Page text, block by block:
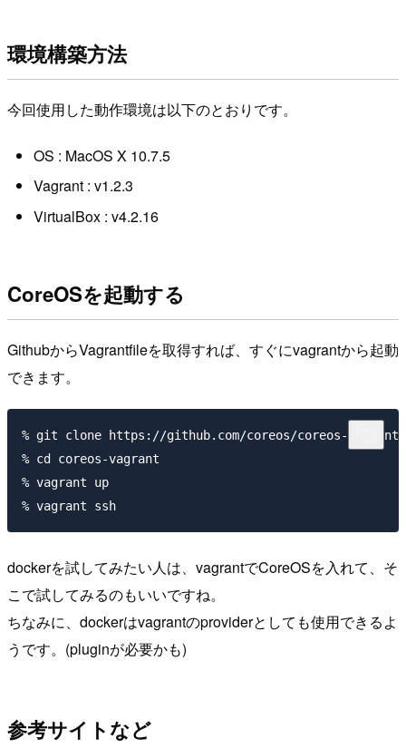
環境構築方法
今回使用した動作環境は以下のとおりです。
OS : MacOS X 10.7.5
Vagrant : v1.2.3
VirtualBox : v4.2.16
CoreOSを起動する
GithubからVagrantfileを取得すれば、すぐにvagrantから起動
できます。
% git clone https://github.com/coreos/coreos-vagrant/
% cd coreos-vagrant
% vagrant up
dockerを試してみたい人は、vagrantでCoreOSを入れて、そ
こで試してみるのもいいですね。
ちなみに、dockerはvagrantのproviderとしても使用できるよ
うです。(pluginが必要かも)
参考サイトなど